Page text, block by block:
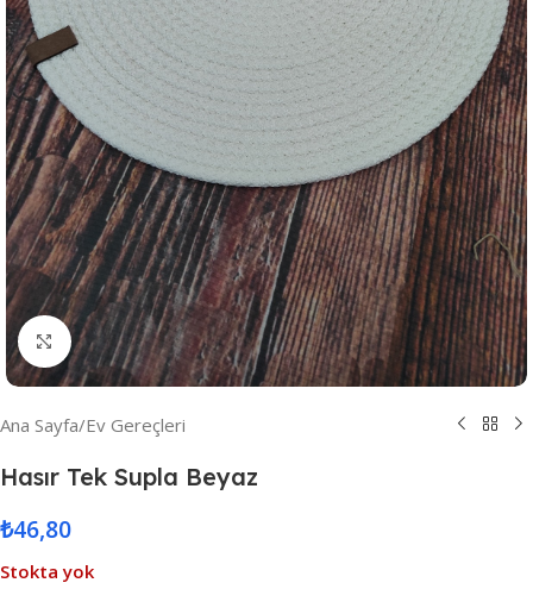
Resmi Büyüt
Ana Sayfa/Ev Gereçleri
Hasır Tek Supla Beyaz
₺46,80
Stokta yok